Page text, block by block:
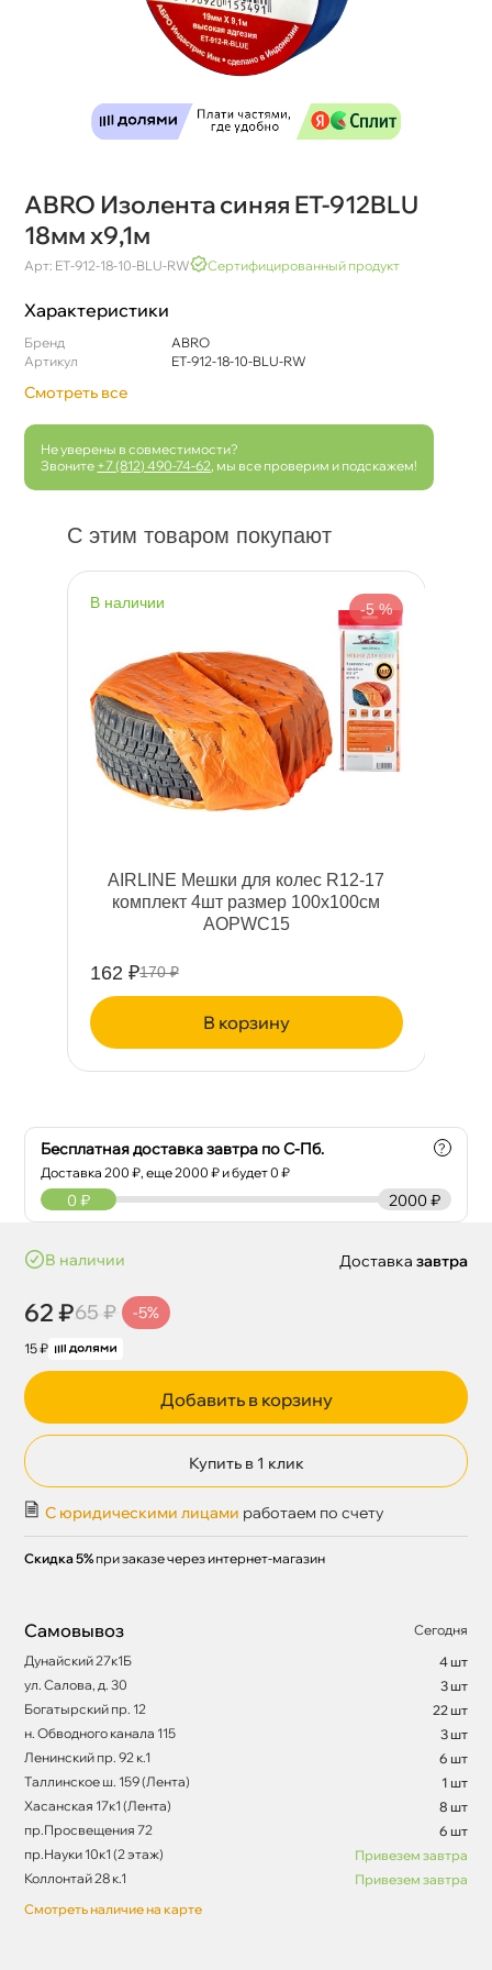
ABRO Изолента синяя ET-912BLU
18мм x9,1м
Арт: ET-912-18-10-BLU-RW Сертифицированный продукт
Характеристики
Бренд
ABRO
Артикул
ET-912-18-10-BLU-RW
Смотреть все
Не уверены в совместимости?
Звоните +7 (812) 490-74-62 , мы все проверим и подскажем!
С этим товаром покупают
наличии -5 %
AIRLINE Мешки для колес R12-17
комплект 4шт размер 100х100см
AOPWC15
162 ₽170 ₽
корзину
Бесплатная доставка завтра по С-Пб.
Доставка200 ₽, еще2000 ₽ и будет 0 ₽
?
2000 ₽
0 ₽
наличии
62 ₽65 ₽ -5%
15 ₽
Доставка завтра
Добавить в корзину
Купить в 1 клик
С юридическими лицами работаем по счету
Скидка 5% при заказе через интернет-магазин
Самовывоз
Сегодня
Дунайский 27к1Б
4 шт
ул. Салова, д. 30
3 шт
Богатырский пр. 12
22 шт
н. Обводного канала 115
3 шт
Ленинский пр. 92 к.1
6 шт
Таллинское ш. 159 (Лента)
1 шт
Хасанская 17к1 (Лента)
8 шт
пр.Просвещения 72
6 шт
пр.Науки 10к1 (2 этаж)
Привезем завтра
Коллонтай 28 к.1
Привезем завтра
Смотреть наличие на карте